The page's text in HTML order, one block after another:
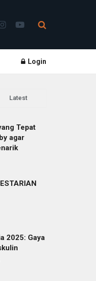
Login
Latest
Tepat
agar
2025: Gaya